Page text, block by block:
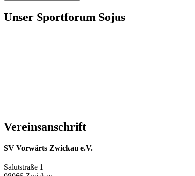
Unser Sportforum Sojus
Vereinsanschrift
SV Vorwärts Zwickau e.V.
Salutstraße 1